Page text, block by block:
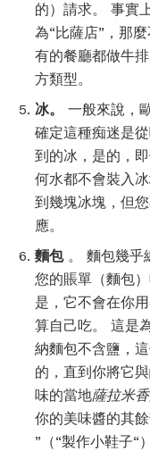
的）請求。 事實
為“比薩店”，那
有的餐廳都做牛
方類型。
冰。
一般來說，
確定這種痴迷是
到的冰，是的，
何水都不會裝入
到幾塊冰塊，但
應。
麵包。 麵包幾乎
您的賬單（麵包
是，它不會在你
算自己吃。 這是
納麵包不含鹽，
的，直到你將它
味的當地薩拉米
你的美味醬的其
”（“製作小鞋子“